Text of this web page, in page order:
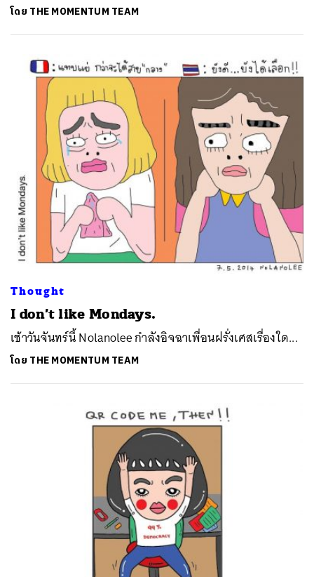
โดย THE MOMENTUM TEAM
Thought
I don’t like Mondays.
เช้าวันจันทร์นี้ Nolanolee กำลังอิจฉาเพื่อนฝรั่งเศสเรื่องใด...
โดย THE MOMENTUM TEAM